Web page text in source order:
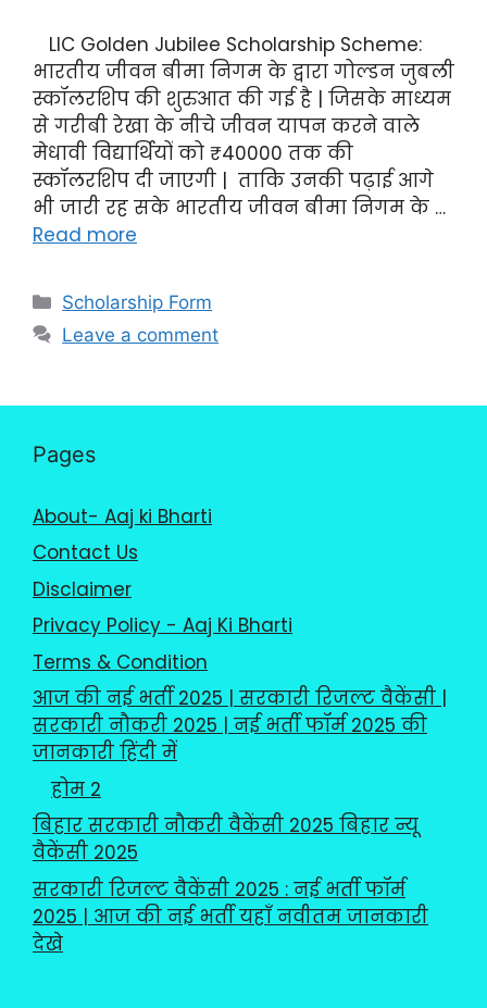
LIC Golden Jubilee Scholarship Scheme:
भारतीय जीवन बीमा निगम के द्वारा गोल्डन जुबली
स्कॉलरशिप की शुरुआत की गई है | जिसके माध्यम
से गरीबी रेखा के नीचे जीवन यापन करने वाले
मेधावी विद्यार्थियों को ₹40000 तक की
स्कॉलरशिप दी जाएगी | ताकि उनकी पढ़ाई आगे
भी जारी रह सके भारतीय जीवन बीमा निगम के …
Read more
Scholarship Form
Leave a comment
Pages
About- Aaj ki Bharti
Contact Us
Disclaimer
Privacy Policy - Aaj Ki Bharti
Terms & Condition
आज की नई भर्ती 2025 | सरकारी रिजल्ट वैकेंसी |
सरकारी नौकरी 2025 | नई भर्ती फॉर्म 2025 की
जानकारी हिंदी में
होम 2
बिहार सरकारी नौकरी वैकेंसी 2025 बिहार न्यू
वैकेंसी 2025
सरकारी रिजल्ट वैकेंसी 2025 : नई भर्ती फॉर्म
2025 | आज की नई भर्ती यहाँ नवीतम जानकारी
देखे